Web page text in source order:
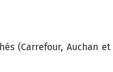
(Carrefour, Auchan